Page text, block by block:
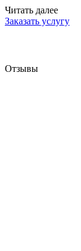
Читать далее
Заказать услугу
Отзывы